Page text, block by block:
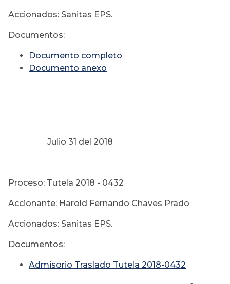
Accionados: Sanitas EPS.
Documentos:
Documento completo
Documento anexo
Julio 31 del 2018
Proceso: Tutela 2018 - 0432
Accionante: Harold Fernando Chaves Prado
Accionados: Sanitas EPS.
Documentos:
Admisorio Traslado Tutela 2018-0432